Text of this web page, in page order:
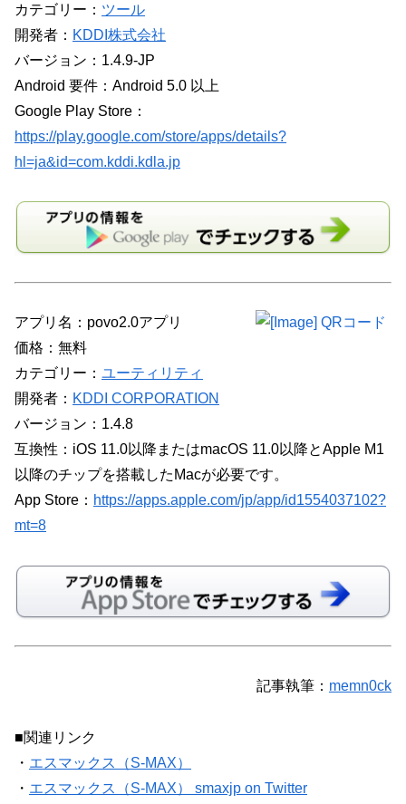
カテゴリー： ツール
開発者： KDDI株式会社
バージョン：1.4.9-JP
Android 要件：Android 5.0 以上
Google Play Store：
https://play.google.com/store/apps/details?
hl=ja&id=com.kddi.kdla.jp
アプリ名：povo2.0アプリ
価格：無料
カテゴリー： ユーティリティ
開発者： KDDI CORPORATION
バージョン：1.4.8
互換性：iOS 11.0以降またはmacOS 11.0以降とApple M1
以降のチップを搭載したMacが必要です。
App Store： https://apps.apple.com/jp/app/id1554037102?
mt=8
記事執筆： memn0ck
■関連リンク
・ エスマックス（S-MAX）
・ エスマックス（S-MAX） smaxjp on Twitter